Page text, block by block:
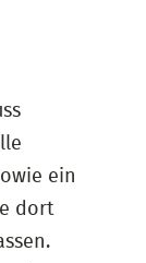
ein
dort